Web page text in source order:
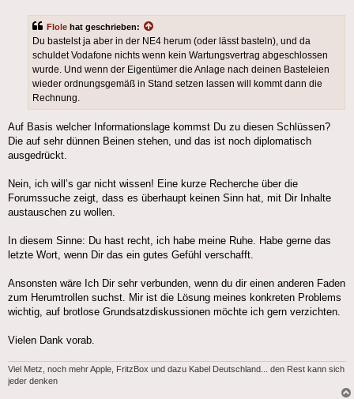
Flole hat geschrieben:
Du bastelst ja aber in der NE4 herum (oder lässt basteln), und da
schuldet Vodafone nichts wenn kein Wartungsvertrag abgeschlossen
wurde. Und wenn der Eigentümer die Anlage nach deinen Basteleien
wieder ordnungsgemäß in Stand setzen lassen will kommt dann die
Rechnung.
Auf Basis welcher Informationslage kommst Du zu diesen Schlüssen?
Die auf sehr dünnen Beinen stehen, und das ist noch diplomatisch
ausgedrückt.
Nein, ich will’s gar nicht wissen! Eine kurze Recherche über die
Forumssuche zeigt, dass es überhaupt keinen Sinn hat, mit Dir Inhalte
austauschen zu wollen.
In diesem Sinne: Du hast recht, ich habe meine Ruhe. Habe gerne das
letzte Wort, wenn Dir das ein gutes Gefühl verschafft.
Ansonsten wäre Ich Dir sehr verbunden, wenn du dir einen anderen Faden
zum Herumtrollen suchst. Mir ist die Lösung meines konkreten Problems
wichtig, auf brotlose Grundsatzdiskussionen möchte ich gern verzichten.
Vielen Dank vorab.
Viel Metz, noch mehr Apple, FritzBox und dazu Kabel Deutschland... den Rest kann sich
jeder denken